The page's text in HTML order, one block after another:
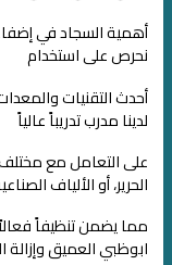
أهمية السجاد في
نحرص على استخدام
أحدث التقنيات
لدينا مدرب تدريباً عالياً
على التعامل مع
الحرير، أو الألياف
مما يضمن تنظيفاً
ابوظبي العميق وإزالة